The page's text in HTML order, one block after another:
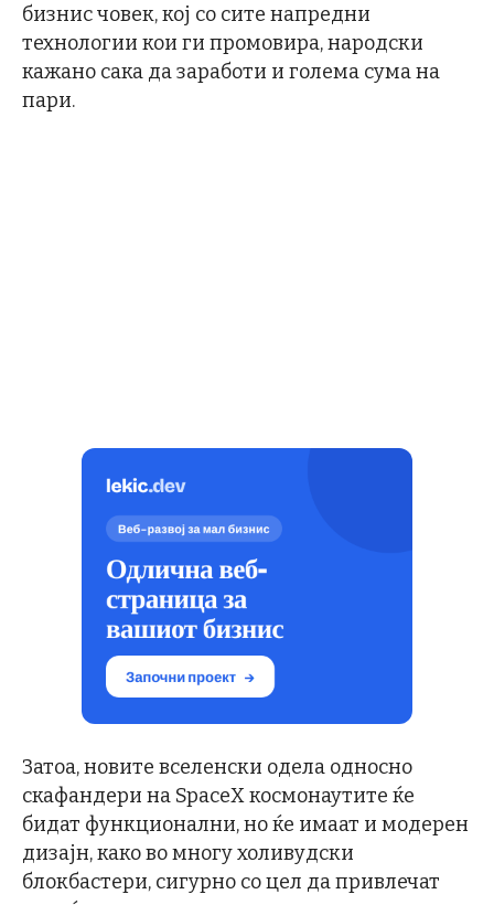
бизнис човек, кој со сите напредни
технологии кои ги промовира, народски
кажано сака да заработи и голема сума на
пари.
Затоа, новите вселенски одела односно
скафандери на SpaceX космонаутите ќе
бидат функционални, но ќе имаат и модерен
дизајн, како во многу холивудски
блокбастери, сигурно со цел да привлечат